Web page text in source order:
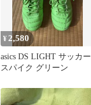
¥ 2,580
asics DS LIGHT サッカー
スパイク グリーン